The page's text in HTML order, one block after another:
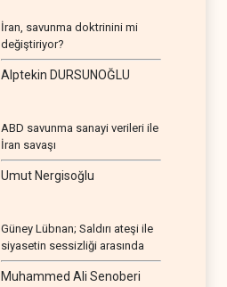
İran, savunma doktrinini mi
değiştiriyor?
Alptekin DURSUNOĞLU
ABD savunma sanayi verileri ile
İran savaşı
Umut Nergisoğlu
Güney Lübnan; Saldırı ateşi ile
siyasetin sessizliği arasında
Muhammed Ali Senoberi